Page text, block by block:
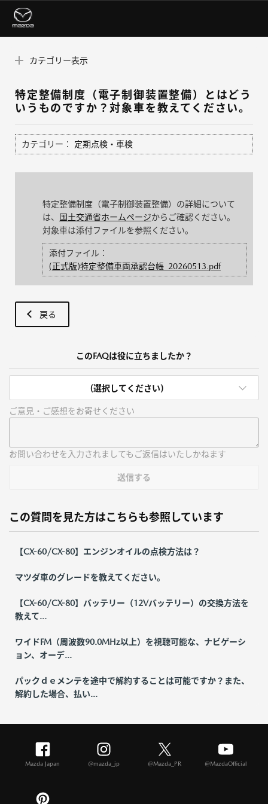
カテゴリー表示
特定整備制度（電子制御装置整備）とはどう
いうものですか？対象車を教えてください。
カテゴリー： 定期点検・車検
特定整備制度（電子制御装置整備）の詳細について
は、
国土交通省ホームページからご確認ください。
対象車は添付ファイルを参照ください。
添付ファイル：
(正式版)特定整備車両承認台帳_20260513.pdf
戻る
このFAQは役に立ちましたか？
(選択してください)
ご意見・ご感想をお寄せください
お問い合わせを入力されましてもご返信はいたしかねます
送信する
この質問を見た方はこちらも参照しています
【CX-60/CX-80】エンジンオイルの点検方法は？
マツダ車のグレードを教えてください。
【CX-60/CX-80】バッテリー（12Vバッテリー）の交換方法を
教えて...
ワイドFM（周波数90.0MHz以上）を視聴可能な、ナビゲーシ
ョン、オーデ...
パックｄｅメンテを途中で解約することは可能ですか？また、
解約した場合、払い...
Mazda Japan @mazda_jp @Mazda_PR @MazdaOfficial